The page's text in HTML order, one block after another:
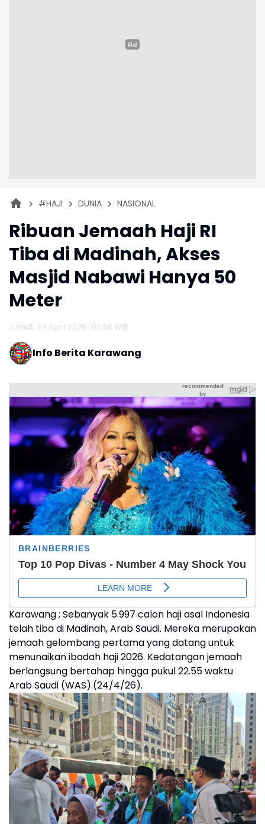
#HAJI DUNIA NASIONAL
Ribuan Jemaah Haji RI
Tiba di Madinah, Akses
Masjid Nabawi Hanya 50
Meter
Jumat, 24 April 2026 | 00:56 WIB
Info Berita Karawang
Karawang ; Sebanyak 5.997 calon haji asal Indonesia
telah tiba di Madinah, Arab Saudi. Mereka merupakan
jemaah gelombang pertama yang datang untuk
menunaikan ibadah haji 2026. Kedatangan jemaah
berlangsung bertahap hingga pukul 22.55 waktu
Arab Saudi (WAS).(24/4/26).